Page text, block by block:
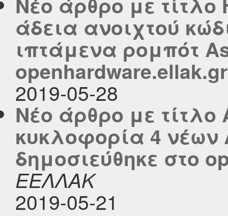
άδεια ανοιχτού
ιπτάμενα ρομπότ
openhardware.ellak.gr
2019-05-28
Νέο άρθρο με τίτλο
κυκλοφορία 4 νέων
δημοσιεύθηκε στο
ΕΕΛΛΑΚ
2019-05-21